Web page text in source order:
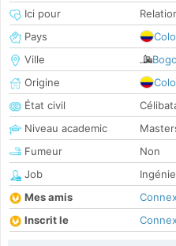
Ici pour
Pays
Ville
Origine
État civil
Niveau academic
Fumeur
Non
Job
Mes amis
Inscrit le